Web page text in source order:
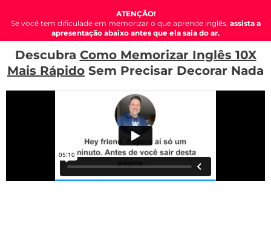
ATENÇÃO!
Se você tem dificulade em memorizar o que aprende inglês, assista a
apresentação abaixo antes que ela saia do ar.
Descubra Como Memorizar Inglês 10X
Mais Rápido Sem Precisar Decorar Nada